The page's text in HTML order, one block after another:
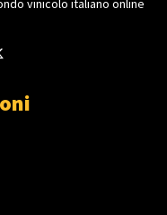
vinicolo italiano online